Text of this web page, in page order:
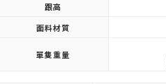
跟高
面料材質
單隻重量